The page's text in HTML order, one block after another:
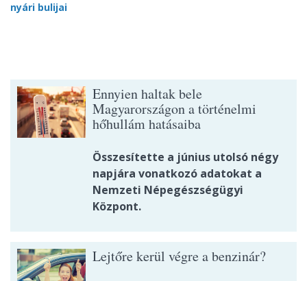
nyári bulijai
Ennyien haltak bele
Magyarországon a történelmi
hőhullám hatásaiba
Összesítette a június utolsó négy
napjára vonatkozó adatokat a
Nemzeti Népegészségügyi
Központ.
Lejtőre kerül végre a benzinár?